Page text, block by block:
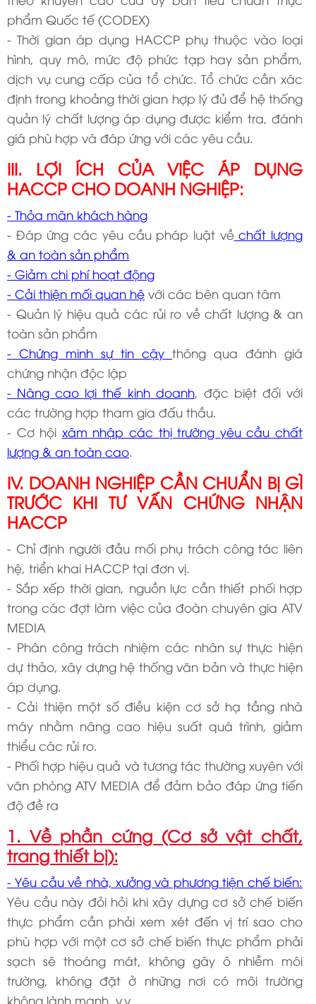
phẩm Quốc tế (CODEX)
- Thời gian áp dụng HACCP phụ thuộc vào loại
hình, quy mô, mức độ phức tạp hay sản phẩm,
dịch vụ cung cấp của tổ chức. Tổ chức cần xác
định trong khoảng thời gian hợp lý đủ để hệ thống
quản lý chất lượng áp dụng được kiểm tra, đánh
giá phù hợp và đáp ứng với các yêu cầu.
III. LỢI ÍCH CỦA VIỆC ÁP DỤNG
HACCP CHO DOANH NGHIỆP:
- Thỏa mãn khách hàng
- Đáp ứng các yêu cầu pháp luật vềchất lượng
& an toàn sản phẩm
- Giảm chi phí hoạt động
- Cải thiện mối quan hệ với các bên quan tâm
- Quản lý hiệu quả các rủi ro về chất lượng & an
toàn sản phẩm
- Chứng minh sự tin cậythông qua đánh giá
chứng nhận độc lập
- Nâng cao lợi thế kinh doanh, đặc biệt đối với
các trường hợp tham gia đấu thầu.
- Cơ hội xâm nhập các thị trường yêu cầu chất
lượng & an toàn cao
IV. DOANH NGHIỆP CẦN CHUẨN BỊ GÌ
TRƯỚC KHI TƯ VẤN CHỨNG NHẬN
HACCP
- Chỉ định người đầu mối phụ trách công tác liên
hệ, triển khai HACCP tại đơn vị.
- Sắp xếp thời gian, nguồn lực cần thiết phối hợp
trong các đợt làm việc của đoàn chuyên gia ATV
MEDIA
- Phân công trách nhiệm các nhân sự thực hiện
dự thảo, xây dựng hệ thống văn bản và thực hiện
áp dụng.
- Cải thiện một số điều kiện cơ sở hạ tầng nhà
máy nhằm nâng cao hiệu suất quá trình, giảm
thiểu các rủi ro.
- Phối hợp hiệu quả và tương tác thường xuyên với
văn phòng ATV MEDIA để đảm bảo đáp ứng tiến
độ đề ra
1. Về phần cứng (Cơ sở vật chất,
trang thiết bị):
- Yêu cầu về nhà, xưởng và phương tiện chế biến:
Yêu cầu này đỏi hỏi khi xây dựng cơ sở chế biến
thực phẩm cần phải xem xét đến vị trí sao cho
phù hợp với một cơ sở chế biến thực phẩm phải
sạch sẽ thoáng mát, không gây ô nhiễm môi
trường, không đặt ở những nơi có môi trường
không lành mạnh .v.v.